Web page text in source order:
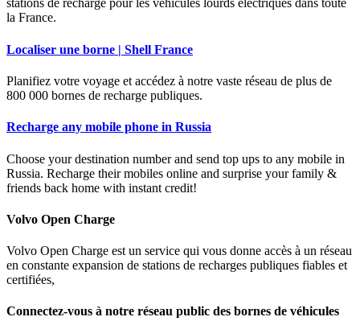
stations de recharge pour les véhicules lourds électriques dans toute
la France.
Localiser une borne | Shell France
Planifiez votre voyage et accédez à notre vaste réseau de plus de
800 000 bornes de recharge publiques.
Recharge any mobile phone in Russia
Choose your destination number and send top ups to any mobile in
Russia. Recharge their mobiles online and surprise your family &
friends back home with instant credit!
Volvo Open Charge
Volvo Open Charge est un service qui vous donne accès à un réseau
en constante expansion de stations de recharges publiques fiables et
certifiées,
Connectez-vous à notre réseau public des bornes de véhicules